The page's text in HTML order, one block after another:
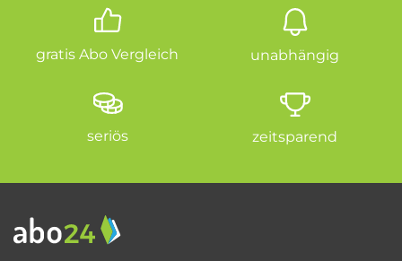
gratis Abo Vergleich unabhängig
seriös zeitsparend